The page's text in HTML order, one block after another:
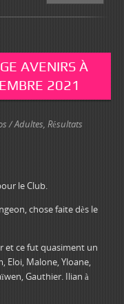
AVENIRS À
2021
/ Adultes, Résultats
le Club.
chose faite dès le
et ce fut quasiment un
Eloi, Malone, Yloane,
Gauthier. Ilian à